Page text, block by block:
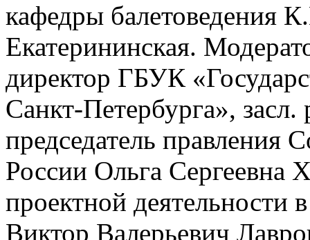
кафедры балетоведения
Екатерининская.
директор ГБУК
Санкт-Петербурга»,
председатель правления
России Ольга Сергеевна
проектной
Виктор Валерьевич